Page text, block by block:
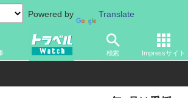
Powered by Translate
検索 Impressサイト
方法 空旅 飛行機